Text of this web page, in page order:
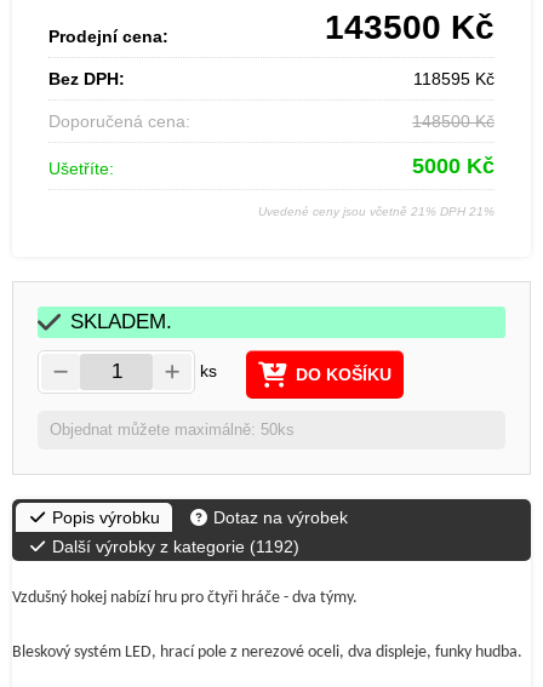
Prodejní cena: 143500 Kč
Bez DPH: 118595 Kč
Doporučená cena: 148500Kč
Ušetříte: 5000 Kč
Uvedené ceny jsou včetně 21% DPH 21%
SKLADEM.
ks DO KOŠÍKU
Objednat můžete maximálně: 50ks
Popis výrobku
Dotaz na výrobek
Další výrobky z kategorie (1192)
Vzdušný hokej nabízí hru pro čtyři hráče - dva týmy.
Bleskový systém LED, hrací pole z nerezové oceli, dva displeje, funky hudba.